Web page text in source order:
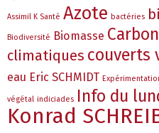
Assimil K Santé Azote bactéries
Biodiversité Biomasse
climatiques couverts
eau Eric SCHMIDT
végétal indiciades Info du
Konrad